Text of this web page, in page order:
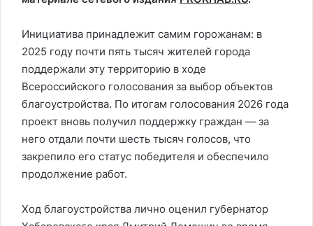
Инициатива принадлежит самим горожанам: в
2025 году почти пять тысяч жителей города
поддержали эту территорию в ходе
Всероссийского голосования за выбор объектов
благоустройства. По итогам голосования 2026 года
проект вновь получил поддержку граждан — за
него отдали почти шесть тысяч голосов, что
закрепило его статус победителя и обеспечило
продолжение работ.
Ход благоустройства лично оценил губернатор